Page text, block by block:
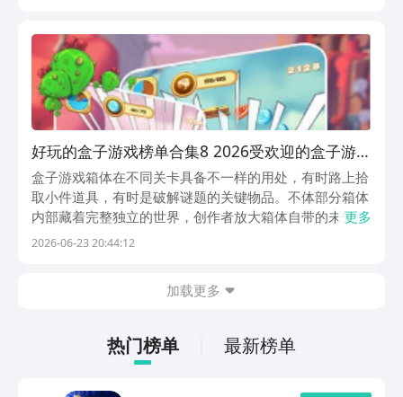
《盒...
好玩的盒子游戏榜单合集8 2026受欢迎的盒子游戏
before_2
盒子游戏箱体在不同关卡具备不一样的用处，有时路上拾
取小件道具，有时是破解谜题的关键物品。不体部分箱体
内部藏着完整独立的世界，创作者放大箱体自带的未知氛
围感，融入各种新奇的想法。以纸箱作为载体，设计形态
更多
2026-06-23 20:44:12
加载更多
热门榜单 最新榜单